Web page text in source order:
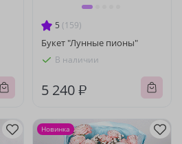
5 (159)
Букет "Лунные пионы"
В наличии
5 240 ₽
Новинка